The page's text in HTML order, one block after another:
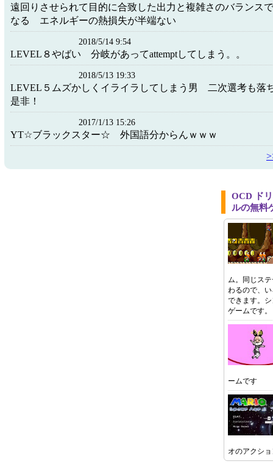
遠回りさせられて目的に合致した出力と複雑さのバランス
なる エネルギーの熱損失が半端ない
2018/5/14 9:54
LEVEL８やばい 分岐があってattemptしてしまう。。
2018/5/13 19:33
LEVEL５ムズかしくイライラしてしまう男 二次選考も落
是非！
2017/1/13 15:26
YT☆ブラックスター☆ 外国語分からんｗｗｗ
OCD ド
ルの無料
ム。同じス
わるので、
できます。
ゲームです。
ームです
オのアクシ